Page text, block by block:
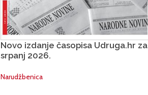
Novo izdanje časopisa Udruga.hr za
srpanj 2026.
Narudžbenica